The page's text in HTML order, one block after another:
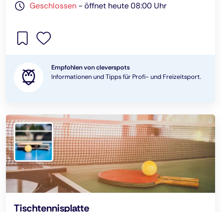
Geschlossen -öffnet heute 08:00 Uhr
Empfohlen von cleverspots
Informationen und Tipps für Profi- und Freizeitsport.
Tischtennisplatte